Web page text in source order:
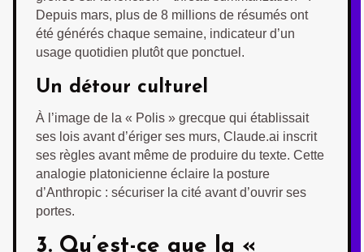
Depuis mars, plus de 8 millions de résumés ont
été générés chaque semaine, indicateur d’un
usage quotidien plutôt que ponctuel.
Un détour culturel
À l’image de la « Polis » grecque qui établissait
ses lois avant d’ériger ses murs, Claude.ai inscrit
ses règles avant même de produire du texte. Cette
analogie platonicienne éclaire la posture
d’Anthropic : sécuriser la cité avant d’ouvrir ses
portes.
3. Qu’est-ce que la «